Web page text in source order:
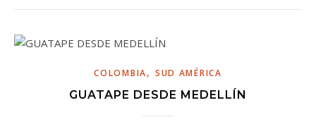
COLOMBIA, SUD AMÉRICA
GUATAPE DESDE MEDELLÍN